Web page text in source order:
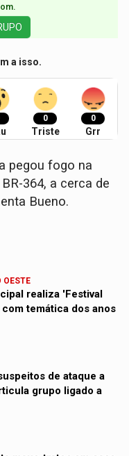
a isso.
0
Triste
0
Grr
pegou fogo na
364, a cerca de
Bueno.
OESTE
realiza 'Festival
temática dos anos
de ataque a
grupo ligado a